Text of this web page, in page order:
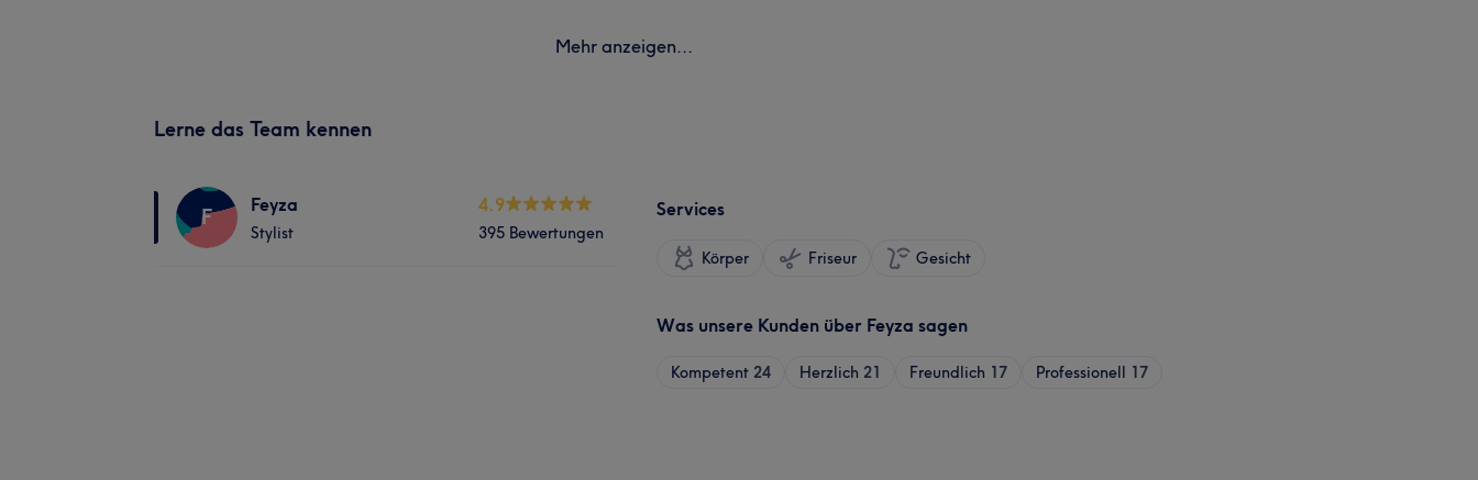
Mehr anzeigen...
Lerne das Team kennen
F Feyza
Stylist
4.9
395 Bewertungen
Services
Körper Friseur Gesicht
Was unsere Kunden über Feyza sagen
Kompetent 24 Herzlich 21 Freundlich 17 Professionell 17